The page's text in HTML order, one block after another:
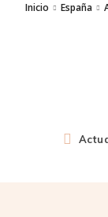
Inicio España